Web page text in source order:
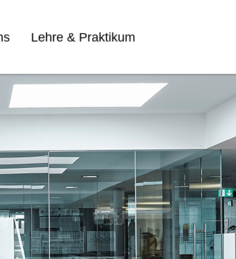
Lehre & Praktikum